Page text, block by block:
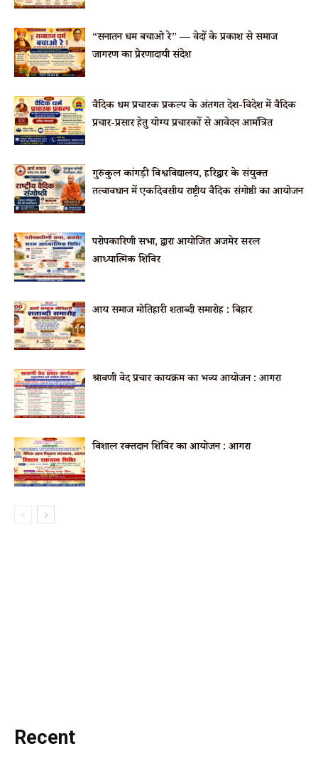
“सनातन धर्म बचाओ रे” — वेदों के प्रकाश से समाज
जागरण का प्रेरणादायी संदेश
वैदिक धर्म प्रचारक प्रकल्प के अंतर्गत देश-विदेश में वैदिक
प्रचार-प्रसार हेतु योग्य प्रचारकों से आवेदन आमंत्रित
गुरुकुल कांगड़ी विश्वविद्यालय, हरिद्वार के संयुक्त
तत्वावधान में एकदिवसीय राष्ट्रीय वैदिक संगोष्ठी का आयोजन
परोपकारिणी सभा, द्वारा आयोजित अजमेर सरल
आध्यात्मिक शिविर
आर्य समाज मोतिहारी शताब्दी समारोह : बिहार
श्रावणी वेद प्रचार कार्यक्रम का भव्य आयोजन : आगरा
विशाल रक्तदान शिविर का आयोजन : आगरा
Recent